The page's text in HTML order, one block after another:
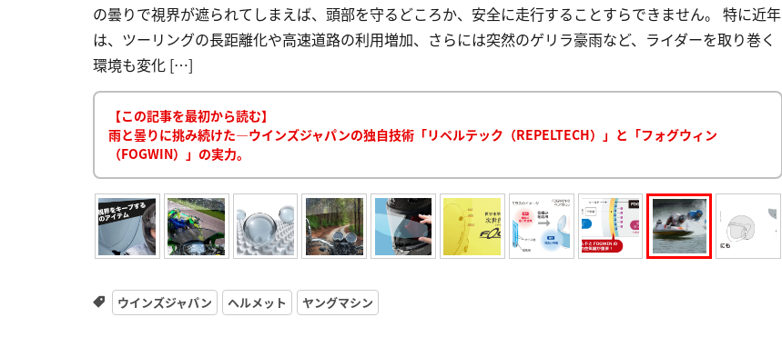
の曇りで視界が遮られてしまえば、頭部を守るどころか、安全に走行することすらできません。 特に近年
は、ツーリングの長距離化や高速道路の利用増加、さらには突然のゲリラ豪雨など、ライダーを取り巻く
環境も変化 […]
【この記事を最初から読む】
雨と曇りに挑み続けた―ウインズジャパンの独自技術「リペルテック（REPELTECH）」と「フォグウィン
（FOGWIN）」の実力。
ウインズジャパン ヘルメット ヤングマシン